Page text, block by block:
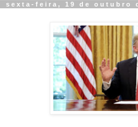
sexta-feira, 19 de outubro